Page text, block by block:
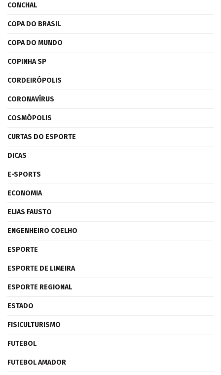
CONCHAL
COPA DO BRASIL
COPA DO MUNDO
COPINHA SP
CORDEIRÓPOLIS
CORONAVÍRUS
COSMÓPOLIS
CURTAS DO ESPORTE
DICAS
E-SPORTS
ECONOMIA
ELIAS FAUSTO
ENGENHEIRO COELHO
ESPORTE
ESPORTE DE LIMEIRA
ESPORTE REGIONAL
ESTADO
FISICULTURISMO
FUTEBOL
FUTEBOL AMADOR